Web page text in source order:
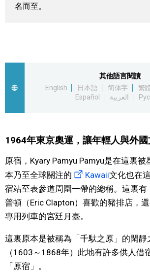
更多
日本入門
政治外交
財經
文化
科學技術
運動
名而至。
其他語言閱讀
English
日本語 简体字 繁
Español
العربية
1964年東京奧運，讓年輕人與外
原宿，Kyary Pamyu Pamyu是在這裏被
本乃至全球關注的
Kawaii文化也在
宿站至表參道周圍一帶的總稱。這裏
普頓（Eric Clapton）喜歡的豬排店，
專用列車的宮廷月臺。
這裏原本是被稱為「千馱之原」的閑
（1603～1868年）此地有許多供人借
「原宿」。